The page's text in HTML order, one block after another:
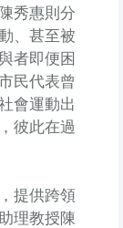
秀惠則分
、甚至被
者即便困
民代表曾
會運動出
彼此在過
提供跨領
理教授陳